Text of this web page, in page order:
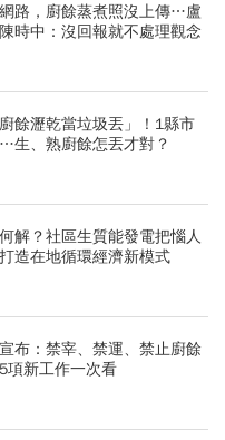
路，廚餘蒸煮照沒上傳…盧
時中：沒回報就不處理觀念
餘瀝乾當垃圾丟」！1縣市
生、熟廚餘怎丟才對？
解？社區生質能發電把惱人
造在地循環經濟新模式
布：禁宰、禁運、禁止廚餘
項新工作一次看